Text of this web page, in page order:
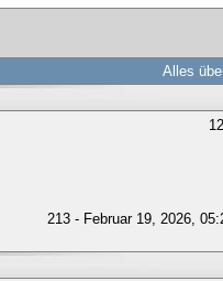
Alles
213 - Februar 19, 2026,